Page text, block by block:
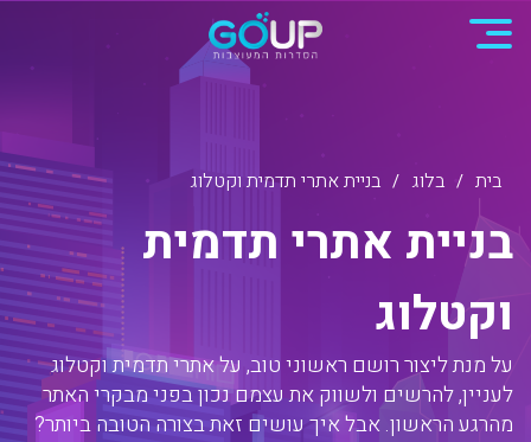
בית / בלוג / בניית אתרי תדמית וקטלוג
בניית אתרי תדמית
וקטלוג
עלמנתליצוררושם ראשוניטוב, עלאתריתדמיתוקטלוג
לעניין,להרשים ולשווקאת עצמםנכוןבפנימבקריהאתר
מהרגעהראשון.אבלאיך עושים זאתבצורה הטובהביותר?